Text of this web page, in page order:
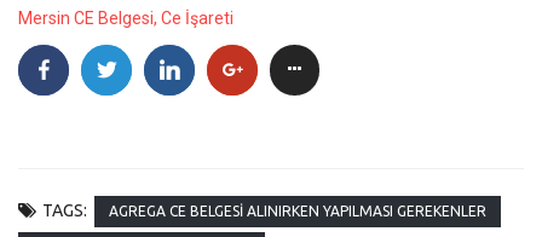
Mersin CE Belgesi, Ce İşareti
TAGS: AGREGA CE BELGESI ALINIRKEN YAPILMASI GEREKENLER